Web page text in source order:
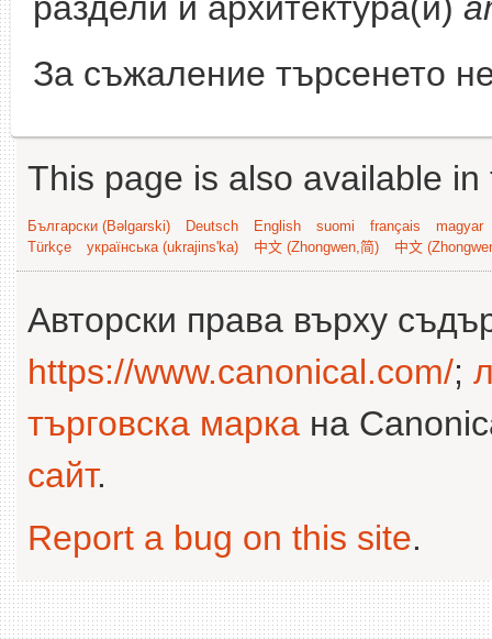
За съжаление търсенето
This page is also available
Български (Bəlgarski) Deutsch English suomi français
magyar
Türkçe
українська (ukrajins'ka) 中文 (Zhongwen,简) 中文
Авторски права върху
https://www.canonical.com/;
търговска марка на
сайт.
Report a bug on this site.